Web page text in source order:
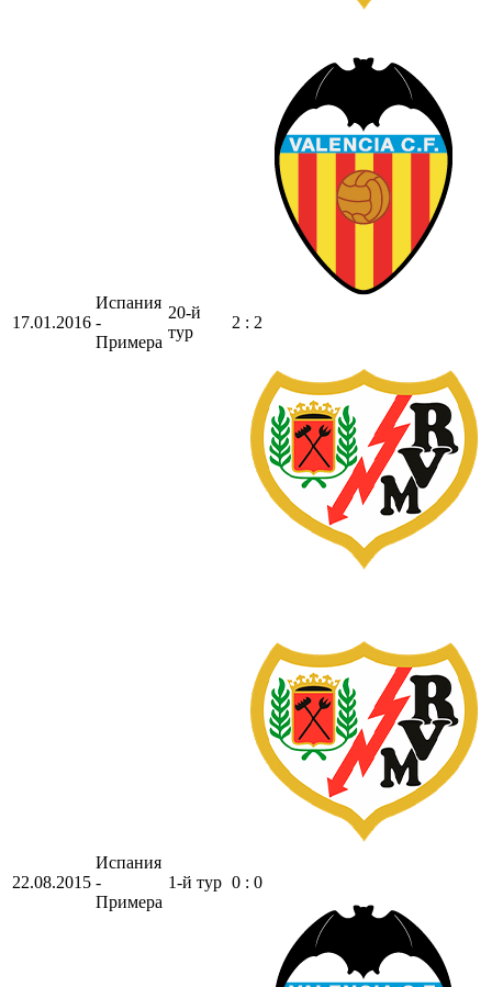
17.01.2016
Испания
-
Примера
20-й
тур
2 : 2
22.08.2015
Испания
-
Примера
1-й тур 0 : 0